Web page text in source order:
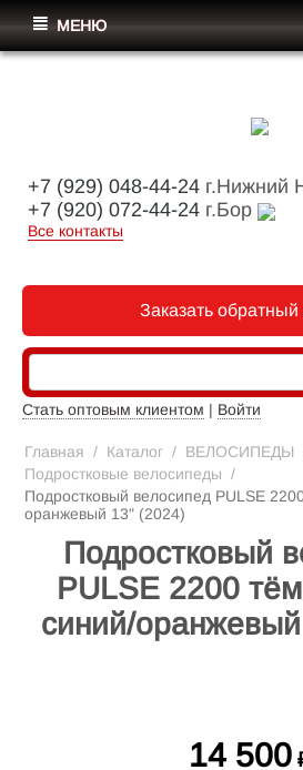
+7 (929) 048-44-24 г.Нижний
+7 (920) 072-44-24 г.Бор
Все контакты
Заказать обратный
Стать оптовым клиентом | Войти
МЕНЮ
Главная / Каталог / ВЕЛОСИПЕДЫ
Подростковые велосипеды /
Подростковый велосипед PULSE
оранжевый 13" (2024)
Подростковый
PULSE 2200
синий/
14 500